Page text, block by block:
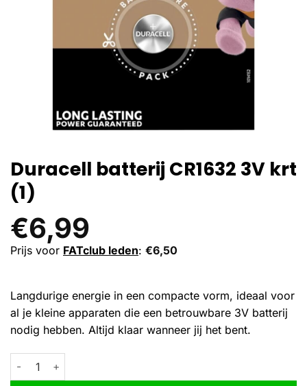
Duracell batterij CR1632 3V krt
(1)
€6,99
Prijs voor FATclub leden: €6,50
Langdurige energie in een compacte vorm, ideaal voor
al je kleine apparaten die een betrouwbare 3V batterij
nodig hebben. Altijd klaar wanneer jij het bent.
Duracell batterij CR1632 3V krt (1) aantal
Alternative: